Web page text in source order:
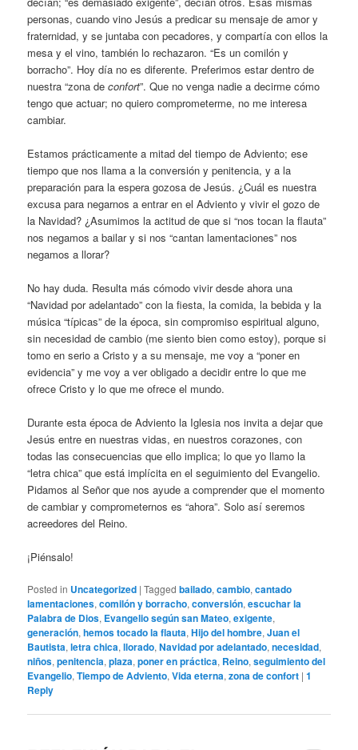
personas, cuando vino Jesús a predicar su mensaje de amor y
fraternidad, y se juntaba con pecadores, y compartía con ellos la
mesa y el vino, también lo rechazaron. “Es un comilón y
borracho”. Hoy día no es diferente. Preferimos estar dentro de
nuestra “zona deconfort”. Que no venga nadie a decirme cómo
tengo que actuar; no quiero comprometerme, no me interesa
cambiar.
Estamos prácticamente a mitad del tiempo de Adviento; ese
tiempo que nos llama a la conversión y penitencia, y a la
preparación para la espera gozosa de Jesús. ¿Cuál es nuestra
excusa para negarnos a entrar en el Adviento y vivir el gozo de
la Navidad? ¿Asumimos la actitud de que si “nos tocan la flauta”
nos negamos a bailar y si nos “cantan lamentaciones” nos
negamos a llorar?
No hay duda. Resulta más cómodo vivir desde ahora una
“Navidad por adelantado” con la fiesta, la comida, la bebida y la
música “típicas” de la época, sin compromiso espiritual alguno,
sin necesidad de cambio (me siento bien como estoy), porque si
tomo en serio a Cristo y a su mensaje, me voy a “poner en
evidencia” y me voy a ver obligado a decidir entre lo que me
ofrece Cristo y lo que me ofrece el mundo.
Durante esta época de Adviento la Iglesia nos invita a dejar que
Jesús entre en nuestras vidas, en nuestros corazones, con
todas las consecuencias que ello implica; lo que yo llamo la
“letra chica” que está implícita en el seguimiento del Evangelio.
Pidamos al Señor que nos ayude a comprender que el momento
de cambiar y comprometernos es “ahora”. Solo así seremos
acreedores del Reino.
¡Piénsalo!
Posted in Uncategorized |Tagged bailado,cambio,cantado
lamentaciones,comilón y borracho,conversión,escuchar la
Palabra de Dios, Evangelio según san Mateo,exigente,
generación,hemos tocado la flauta,Hijo del hombre,Juan el
Bautista,letra chica,llorado,Navidad por adelantado,necesidad,
niños,penitencia,plaza,poner en práctica, Reino,seguimiento del
Evangelio,Tiempo de Adviento,Vida eterna,zona de confort |1
Reply